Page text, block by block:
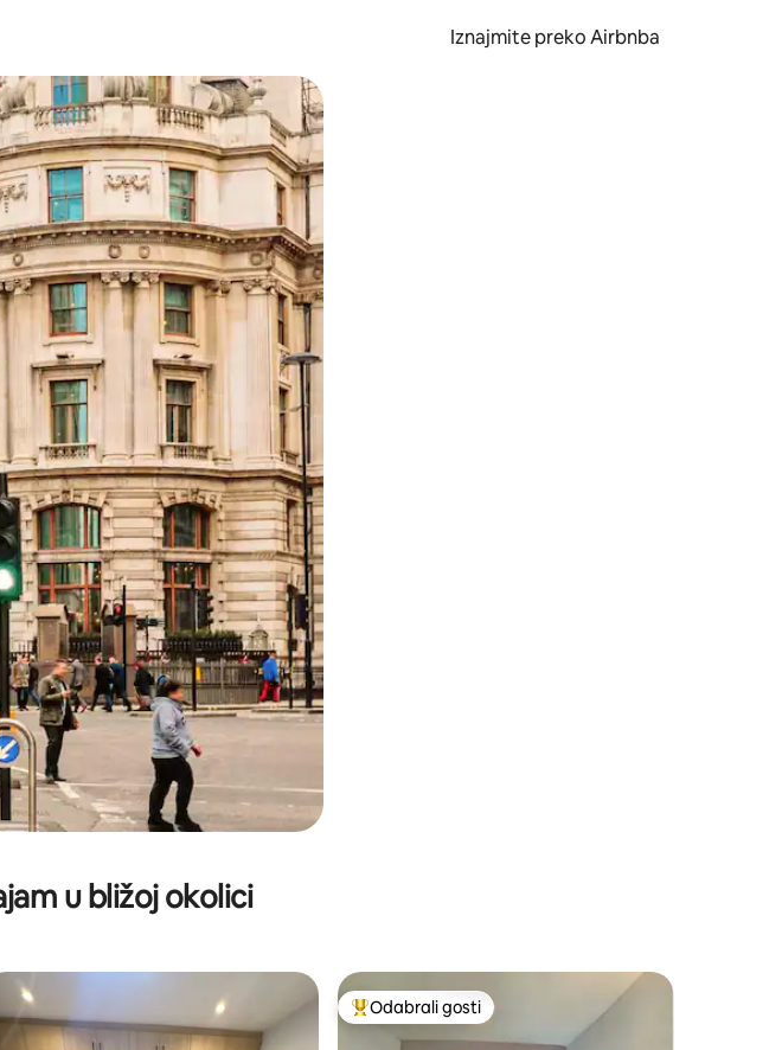
Iznajmite preko Airbnba
dolje, kao i dodirom ili prelaskom prstom po zaslonu.
u bližoj okolici
Među najviše rangiranima s oznakom „Odabrali gosti”
Odabrali gosti